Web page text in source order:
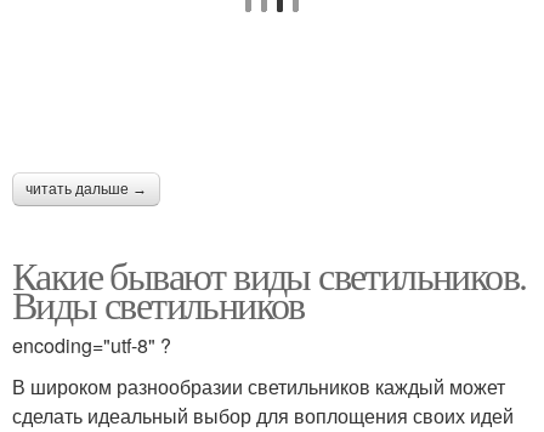
читать дальше →
Какие бывают виды светильников.
Виды светильников
encoding="utf-8" ?
В широком разнообразии светильников каждый может
сделать идеальный выбор для воплощения своих идей